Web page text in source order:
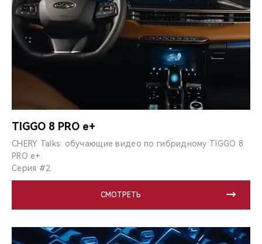
TIGGO 8 PRO e+
CHERY Talks: обучающие видео по гибридному TIGGO 8
PRO e+.
Серия #2.
СМОТРЕТЬ